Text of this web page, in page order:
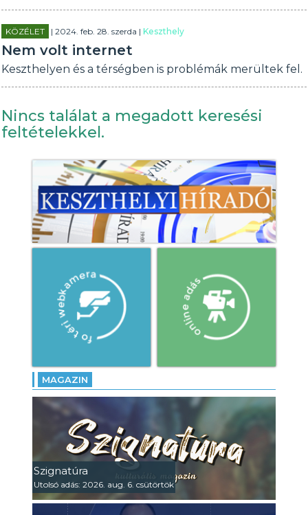
KÖZÉLET | 2024. feb. 28. szerda |Keszthely
Nem volt internet
Keszthelyen és a térségben is problémák merültek fel.
Nincs találat a megadott keresési
feltételekkel.
MAGAZIN
Szignatúra
Utolsó adás: 2026. aug. 6. csütörtök